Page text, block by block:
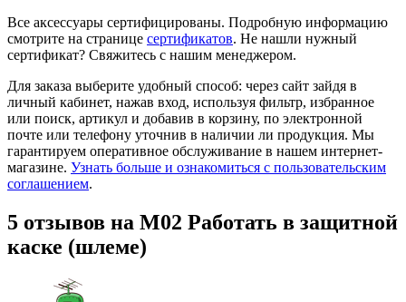
Все аксессуары сертифицированы. Подробную информацию
смотрите на странице сертификатов. Не нашли нужный
сертификат? Свяжитесь с нашим менеджером.
Для заказа выберите удобный способ: через сайт зайдя в
личный кабинет, нажав вход, используя фильтр, избранное
или поиск, артикул и добавив в корзину, по электронной
почте или телефону уточнив в наличии ли продукция. Мы
гарантируем оперативное обслуживание в нашем интернет-
магазине. Узнать больше и ознакомиться с пользовательским
соглашением.
5 отзывов на М02 Работать в защитной
каске (шлеме)